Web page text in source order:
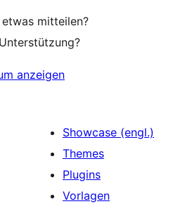
mitteilen?
anzeigen
Showcase (engl.)
Themes
Plugins
Vorlagen